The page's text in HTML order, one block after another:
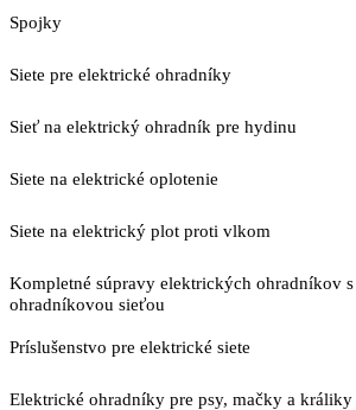
Spojky
Siete pre elektrické ohradníky
Sieť na elektrický ohradník pre hydinu
Siete na elektrické oplotenie
Siete na elektrický plot proti vlkom
Kompletné súpravy elektrických ohradníkov
ohradníkovou sieťou
Príslušenstvo pre elektrické siete
Elektrické ohradníky pre psy, mačky a králiky